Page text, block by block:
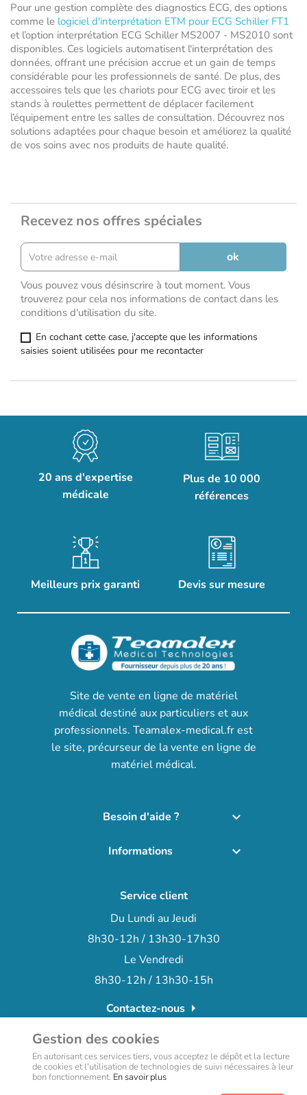
Pour une gestion complète des diagnostics ECG, des options
comme le logiciel d'interprétation ETM pour ECG Schiller FT1
et l’option interprétation ECG Schiller MS2007 - MS2010 sont
disponibles. Ces logiciels automatisent l'interprétation des
données, offrant une précision accrue et un gain de temps
considérable pour les professionnels de santé. De plus, des
accessoires tels que les chariots pour ECG avec tiroir et les
stands à roulettes permettent de déplacer facilement
l’équipement entre les salles de consultation. Découvrez nos
solutions adaptées pour chaque besoin et améliorez la qualité
de vos soins avec nos produits de haute qualité.
Recevez nos offres spéciales
Vous pouvez vous désinscrire à tout moment. Vous
trouverez pour cela nos informations de contact dans les
conditions d'utilisation du site.
En cochant cette case, j'accepte que les informations
saisies soient utilisées pour me recontacter
20 ans d'expertise
médicale
Plus de 10 000
références
Meilleurs prix garanti Devis sur mesure
Site de vente en ligne de matériel
médical destiné aux particuliers et aux
professionnels. Teamalex-medical.fr est
le site, précurseur de la vente en ligne de
matériel médical.
Besoin d'aide ? 
Informations 
Service client
Du Lundi au Jeudi
8h30-12h / 13h30-17h30
Le Vendredi
8h30-12h / 13h30-15h
Contactez-nousarrow_right
phone+33 (0)3 66 72 15 78
Gestion des cookies
En autorisant ces services tiers, vous acceptez le dépôt et la lecture
de cookies et l'utilisation de technologies de suivi nécessaires à leur
bon fonctionnement. En savoir plus